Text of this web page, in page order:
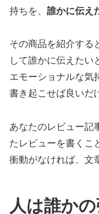
持ちを、 誰かに伝え
その商品を紹介する
して誰かに伝えたい
エモーショナルな気
書き起こせば良いだ
あなたのレビュー記
たレビューを書くこ
衝動がなければ、文
人は誰か